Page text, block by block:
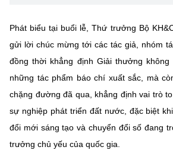
Phát biểu tại buổi lễ, Thứ trưởng Bộ
gửi lời chúc mừng tới các tác giả, nhóm
đồng thời khẳng định Giải thưởng
những tác phẩm báo chí xuất sắc, mà
chặng đường đã qua, khẳng định vai trò
sự nghiệp phát triển đất nước, đặc biệt
đổi mới sáng tạo và chuyển đổi số đang
trưởng chủ yếu của quốc gia.